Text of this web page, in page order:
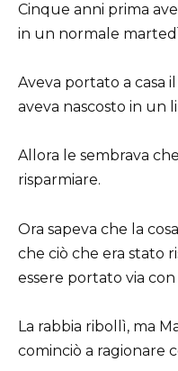
Cinque anni prima
in un normale
Aveva portato a casa
aveva nascosto in un
Allora le sembrava
risparmiare.
Ora sapeva che la
che ciò che era stato
essere portato via
La rabbia ribollì, ma
cominciò a ragionare